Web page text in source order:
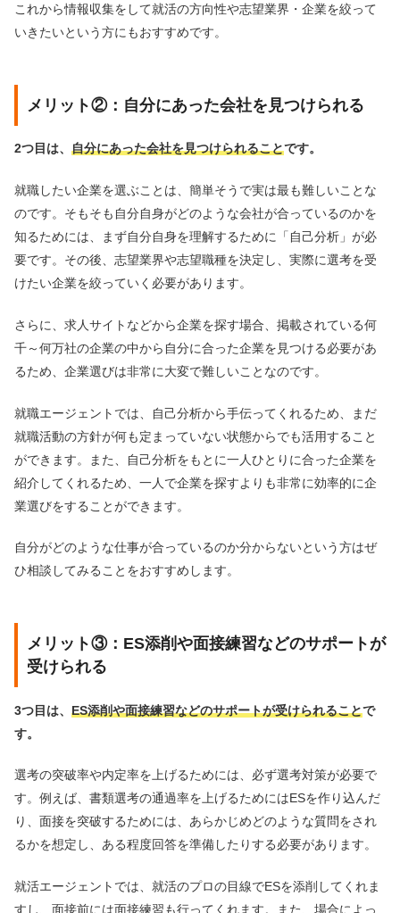
これから情報収集をして就活の方向性や志望業界・企業を絞って
いきたいという方にもおすすめです。
メリット②：自分にあった会社を見つけられる
2つ目は、 自分にあった会社を見つけられることです。
就職したい企業を選ぶことは、簡単そうで実は最も難しいことな
のです。そもそも自分自身がどのような会社が合っているのかを
知るためには、まず自分自身を理解するために「自己分析」が必
要です。その後、志望業界や志望職種を決定し、実際に選考を受
けたい企業を絞っていく必要があります。
さらに、求人サイトなどから企業を探す場合、掲載されている何
千～何万社の企業の中から自分に合った企業を見つける必要があ
るため、企業選びは非常に大変で難しいことなのです。
就職エージェントでは、自己分析から手伝ってくれるため、まだ
就職活動の方針が何も定まっていない状態からでも活用すること
ができます。また、自己分析をもとに一人ひとりに合った企業を
紹介してくれるため、一人で企業を探すよりも非常に効率的に企
業選びをすることができます。
自分がどのような仕事が合っているのか分からないという方はぜ
ひ相談してみることをおすすめします。
メリット③：ES添削や面接練習などのサポートが
受けられる
3つ目は、 ES添削や面接練習などのサポートが受けられることで
す。
選考の突破率や内定率を上げるためには、必ず選考対策が必要で
す。例えば、書類選考の通過率を上げるためにはESを作り込んだ
り、面接を突破するためには、あらかじめどのような質問をされ
るかを想定し、ある程度回答を準備したりする必要があります。
就活エージェントでは、就活のプロの目線でESを添削してくれま
すし、面接前には面接練習も行ってくれます。また、場合によっ